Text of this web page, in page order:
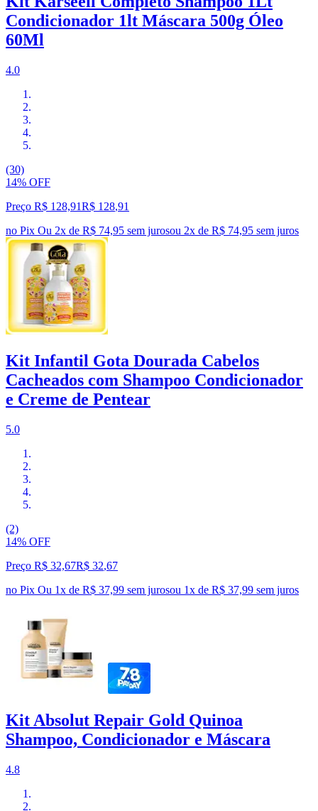
Condicionador 1lt Máscara 500g Óleo
60Ml
4.0
(30)
14% OFF
Preço R$ 128,91R$ 128,91
no Pix Ou 2x de R$ 74,95 sem jurosou 2x de R$ 74,95 sem juros
Kit Infantil Gota Dourada Cabelos
Cacheados com Shampoo Condicionador
e Creme de Pentear
5.0
(2)
14% OFF
Preço R$ 32,67R$ 32,67
no Pix Ou 1x de R$ 37,99 sem jurosou 1x de R$ 37,99 sem juros
Kit Absolut Repair Gold Quinoa
Shampoo, Condicionador e Máscara
4.8